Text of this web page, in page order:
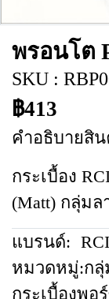
พรอนโต
SKU :
฿413
คำอธิบายสิ
กระเบื้อง
(Matt) กลุ่มล
แบรนด์:
หมวดหมู่:ก
กระเบื้องพอ